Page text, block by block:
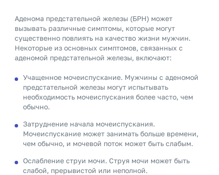
Аденома предстательной железы (БPH) может
вызывать различные симптомы, которые могут
существенно повлиять на качество жизни мужчин.
Некоторые из основных симптомов, связанных с
аденомой предстательной железы, включают:
Учащенное мочеиспускание. Мужчины с аденомой
предстательной железы могут испытывать
необходимость мочеиспускания более часто, чем
обычно.
Затруднение начала мочеиспускания.
Мочеиспускание может занимать больше времени,
чем обычно, и мочевой поток может быть слабым.
Ослабление струи мочи. Струя мочи может быть
слабой, прерывистой или неполной.